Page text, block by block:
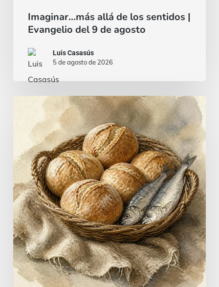
Imaginar…más allá de los sentidos |
Evangelio del 9 de agosto
Luis Casasús
5 de agosto de 2026
Pan
pescado…
un
estofado
de
carne?
|
Evangelio
del
2